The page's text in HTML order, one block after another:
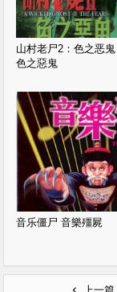
山村老尸2：色之恶鬼
色之惡鬼
音乐僵尸 音樂殭屍